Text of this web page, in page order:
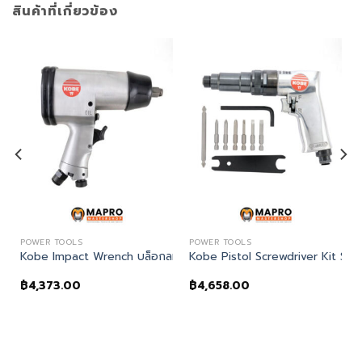
สินค้าที่เกี่ยวข้อง
POWER TOOLS
Kobe Impact Wrench บล็อกลม
฿4,373.00
POWER TOOLS
Kobe Pistol Screwdriver Kit
฿4,658.00
– EMULSION
Duty Pistol Drill DPR813